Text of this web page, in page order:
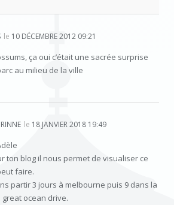
le 10 DÉCEMBRE 2012 09:21
ça oui c’était une sacrée surprise
au milieu de la ville
le 18 JANVIER 2018 19:49
ton blog il nous permet de visualiser ce
faire.
partir 3 jours à melbourne puis 9 dans la
great ocean drive.